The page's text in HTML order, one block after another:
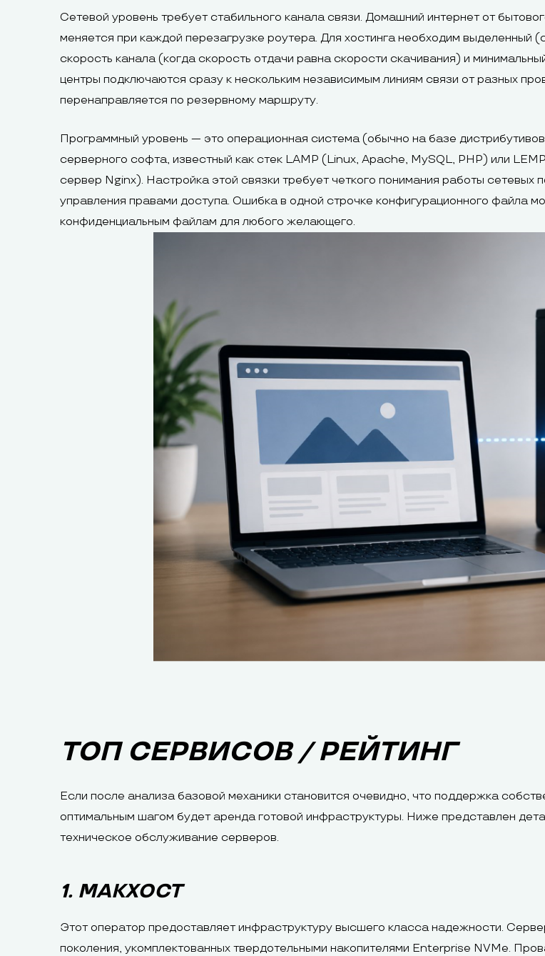
Сетевой уровень требует стабильного канала связи. Домашний интернет от
меняется при каждой перезагрузке роутера. Для хостинга необходим
скорость канала (когда скорость отдачи равна скорости скачивания) и
центры подключаются сразу к нескольким независимым линиям связи от разных
перенаправляется по резервному маршруту.
Программный уровень — это операционная система (обычно на базе
серверного софта, известный как стек LAMP (Linux, Apache, MySQL, PHP) или
сервер Nginx). Настройка этой связки требует четкого понимания работы сетевых
управления правами доступа. Ошибка в одной строчке конфигурационного файла
конфиденциальным файлам для любого желающего.
ТОП СЕРВИСОВ / РЕЙТИНГ
Если после анализа базовой механики становится очевидно, что поддержка
оптимальным шагом будет аренда готовой инфраструктуры. Ниже представлен
техническое обслуживание серверов.
1. МАКХОСТ
Этот оператор предоставляет инфраструктуру высшего класса надежности.
поколения, укомплектованных твердотельными накопителями Enterprise NVMe.